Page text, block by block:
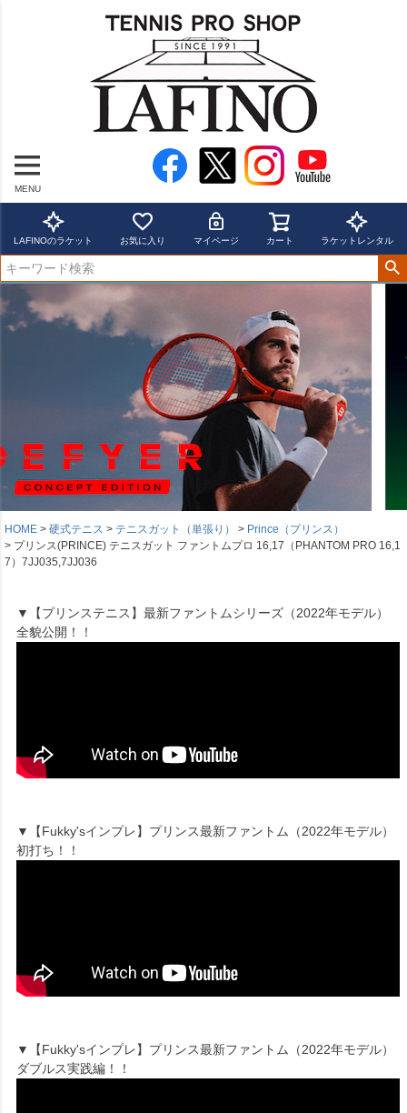
MENU
LAFINOのラケット お気に入り マイページ カート ラケットレンタル
HOME 硬式テニス テニスガット（単張り）
Prince（プリンス）
プリンス(PRINCE) テニスガット ファントムプロ 16,17（PHANTOM PRO 16,1
7）7JJ035,7JJ036
▼【プリンステニス】最新ファントムシリーズ（2022年モデル）
全貌公開！！
▼【Fukky'sインプレ】プリンス最新ファントム（2022年モデル）
初打ち！！
▼【Fukky'sインプレ】プリンス最新ファントム（2022年モデル）
ダブルス実践編！！